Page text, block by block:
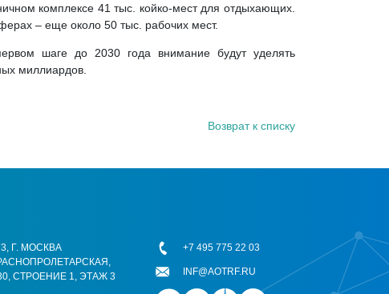
комплексе 41 тыс. койко-мест для отдыхающих.
– еще около 50 тыс. рабочих мест.
шаге до 2030 года внимание будут уделять
миллиардов.
Возврат к списку
Г. МОСКВА
СТРОЕНИЕ 1, ЭТАЖ 3
+7 495 775 22 03
INF@AOTRF.RU